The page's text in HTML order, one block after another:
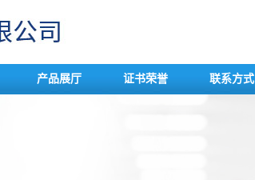
产品展厅 证书荣誉 联系方式